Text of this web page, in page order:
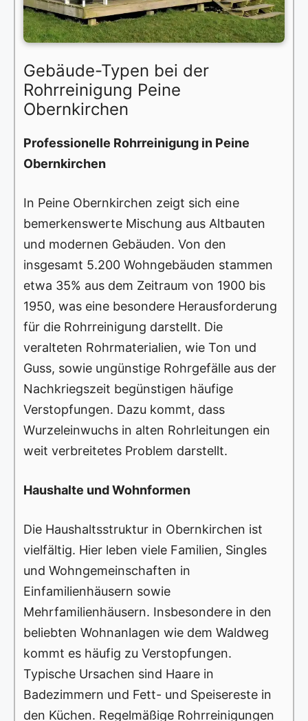
Gebäude-Typen bei der
Rohrreinigung Peine
Obernkirchen
Professionelle Rohrreinigung in Peine
Obernkirchen
In Peine Obernkirchen zeigt sich eine
bemerkenswerte Mischung aus Altbauten
und modernen Gebäuden. Von den
insgesamt 5.200 Wohngebäuden stammen
etwa 35% aus dem Zeitraum von 1900 bis
1950, was eine besondere Herausforderung
für die Rohrreinigung darstellt. Die
veralteten Rohrmaterialien, wie Ton und
Guss, sowie ungünstige Rohrgefälle aus der
Nachkriegszeit begünstigen häufige
Verstopfungen. Dazu kommt, dass
Wurzeleinwuchs in alten Rohrleitungen ein
weit verbreitetes Problem darstellt.
Haushalte und Wohnformen
Die Haushaltsstruktur in Obernkirchen ist
vielfältig. Hier leben viele Familien, Singles
und Wohngemeinschaften in
Einfamilienhäusern sowie
Mehrfamilienhäusern. Insbesondere in den
beliebten Wohnanlagen wie dem Waldweg
kommt es häufig zu Verstopfungen.
Typische Ursachen sind Haare in
Badezimmern und Fett- und Speisereste in
den Küchen. Regelmäßige Rohrreinigungen